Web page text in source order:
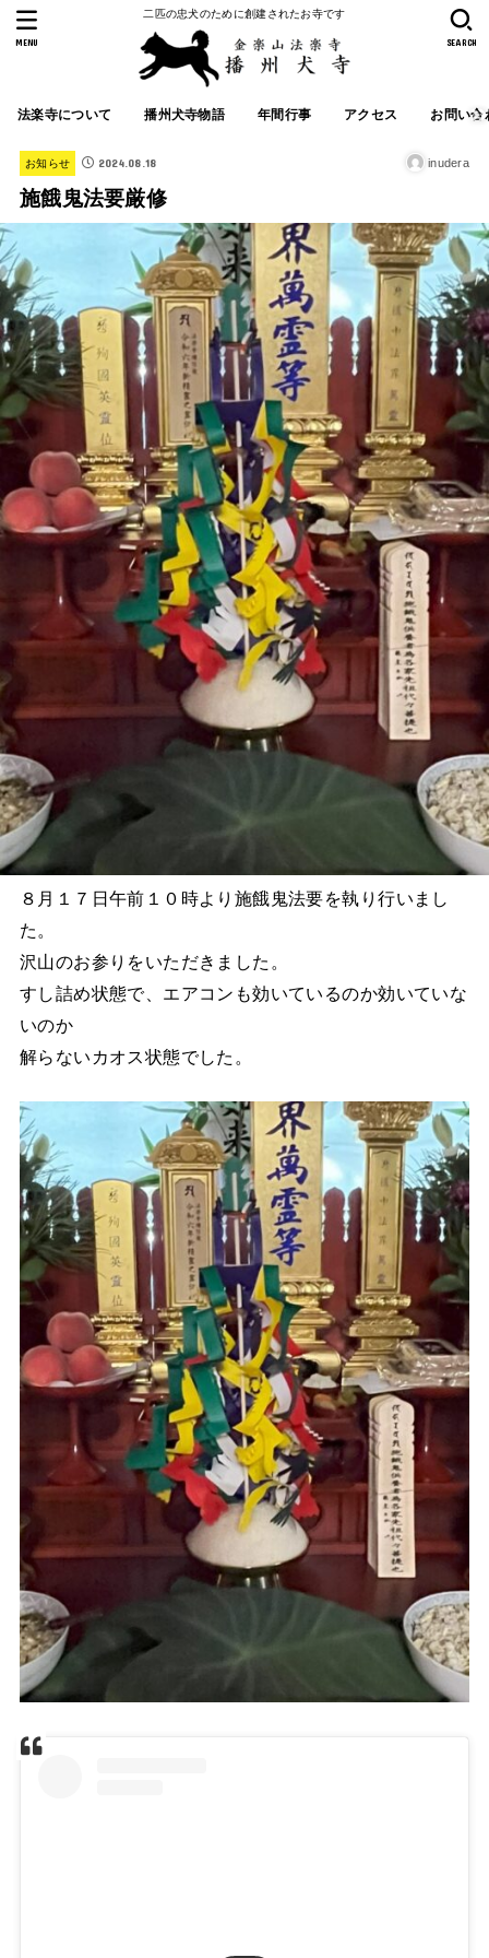
二匹の忠犬のために創建されたお寺です
法楽寺について 播州犬寺物語 年間行事 アクセス お問い合
SEARCH
MENU
お知らせ 2024.08.18 inudera
施餓鬼法要厳修
８月１７日午前１０時より施餓鬼法要を執り行いまし
た。
沢山のお参りをいただきました。
すし詰め状態で、エアコンも効いているのか効いていな
いのか
解らないカオス状態でした。